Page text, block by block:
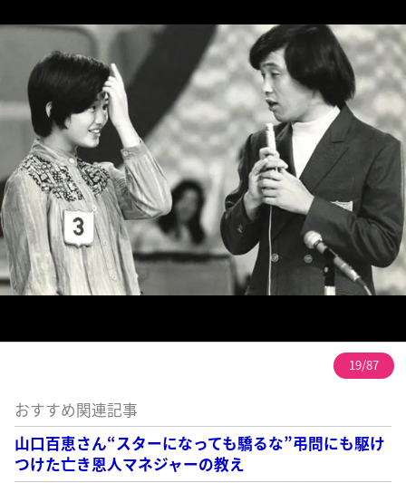
19/87
おすすめ関連記事
山口百恵さん“スターになっても驕るな”弔問にも駆け
つけた亡き恩人マネジャーの教え